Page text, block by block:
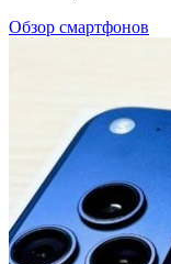
Обзор смартфонов